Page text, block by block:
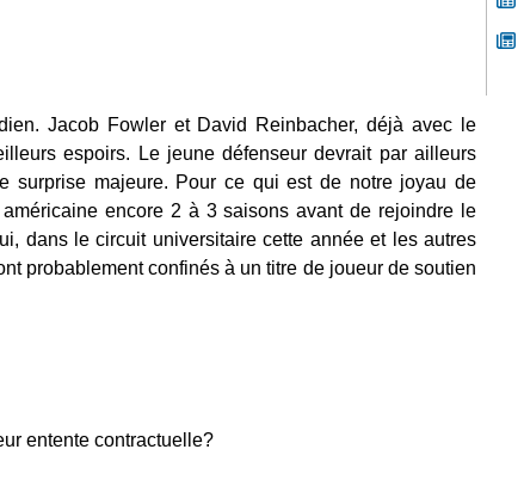
Jacob Fowler et David Reinbacher, déjà avec le
espoirs. Le jeune défenseur devrait par ailleurs
surprise majeure. Pour ce qui est de notre joyau de
encore 2 à 3 saisons avant de rejoindre le
dans le circuit universitaire cette année et les autres
probablement confinés à un titre de joueur de soutien
entente contractuelle?